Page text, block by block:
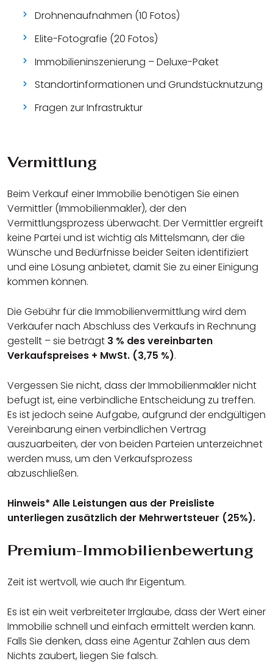
Vermittlung
Beim Verkauf einer Immobilie benötigen Sie einen
Vermittler (Immobilienmakler), der den
Vermittlungsprozess überwacht. Der Vermittler ergreift
keine Partei und ist wichtig als Mittelsmann, der die
Wünsche und Bedürfnisse beider Seiten identifiziert
und eine Lösung anbietet, damit Sie zu einer Einigung
kommen können.
Die Gebühr für die Immobilienvermittlung wird dem
Verkäufer nach Abschluss des Verkaufs in Rechnung
gestellt – sie beträgt 3 % des vereinbarten
Verkaufspreises + MwSt. (3,75 %).
Vergessen Sie nicht, dass der Immobilienmakler nicht
befugt ist, eine verbindliche Entscheidung zu treffen.
Es ist jedoch seine Aufgabe, aufgrund der endgültigen
Vereinbarung einen verbindlichen Vertrag
auszuarbeiten, der von beiden Parteien unterzeichnet
werden muss, um den Verkaufsprozess
abzuschließen.
Hinweis* Alle Leistungen aus der Preisliste
unterliegen zusätzlich der Mehrwertsteuer (25%).
Premium-Immobilienbewertung
Zeit ist wertvoll, wie auch Ihr Eigentum.
Es ist ein weit verbreiteter Irrglaube, dass der Wert einer
Immobilie schnell und einfach ermittelt werden kann.
Falls Sie denken, dass eine Agentur Zahlen aus dem
Nichts zaubert, liegen Sie falsch.
Drohnenaufnahmen (10 Fotos)
Elite-Fotografie (20 Fotos)
Immobilieninszenierung – Deluxe-Paket
Standortinformationen und Grundstücknutzung
Fragen zur Infrastruktur